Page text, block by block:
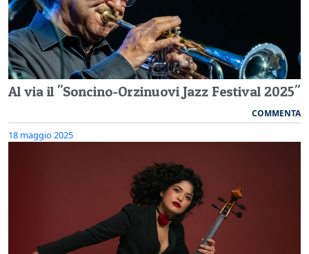
Al via il "Soncino-Orzinuovi Jazz Festival 2025"
COMMENTA
18 maggio 2025